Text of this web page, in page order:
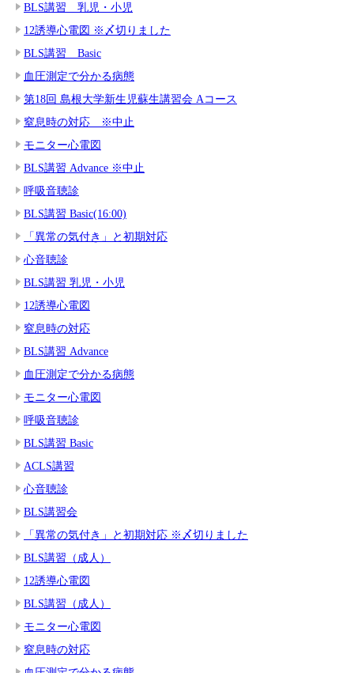
BLS講習 乳児・小児
12誘導心電図 ※〆切りました
BLS講習 Basic
血圧測定で分かる病態
第18回 島根大学新生児蘇生講習会 Aコース
窒息時の対応 ※中止
モニター心電図
BLS講習 Advance ※中止
呼吸音聴診
BLS講習 Basic(16:00)
「異常の気付き」と初期対応
心音聴診
BLS講習 乳児・小児
12誘導心電図
窒息時の対応
BLS講習 Advance
血圧測定で分かる病態
モニター心電図
呼吸音聴診
BLS講習 Basic
ACLS講習
心音聴診
BLS講習会
「異常の気付き」と初期対応 ※〆切りました
BLS講習（成人）
12誘導心電図
BLS講習（成人）
モニター心電図
窒息時の対応